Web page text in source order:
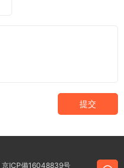
提交
京ICP備16048839号